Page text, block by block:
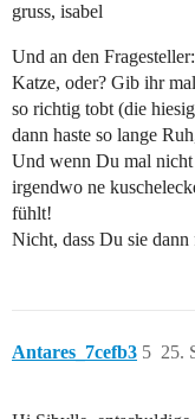
gruss, isabel
Und an den
Katze, oder? Gib ihr
so richtig tobt (die
dann haste so lange
Und wenn Du mal nicht
irgendwo ne
fühlt!
Nicht, dass Du sie
Antares_7cefb3 25.
5